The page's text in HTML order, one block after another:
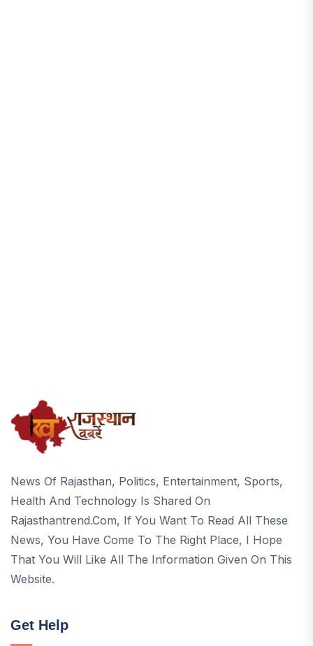
News Of Rajasthan, Politics, Entertainment, Sports,
Health And Technology Is Shared On
Rajasthantrend.com, If You Want To Read All These
News, You Have Come To The Right Place, I Hope
That You Will Like All The Information Given On This
Website.
Get Help